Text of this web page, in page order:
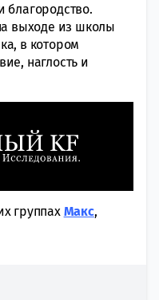
благородство.
выходе из школы
в котором
наглость и
группах Макс,